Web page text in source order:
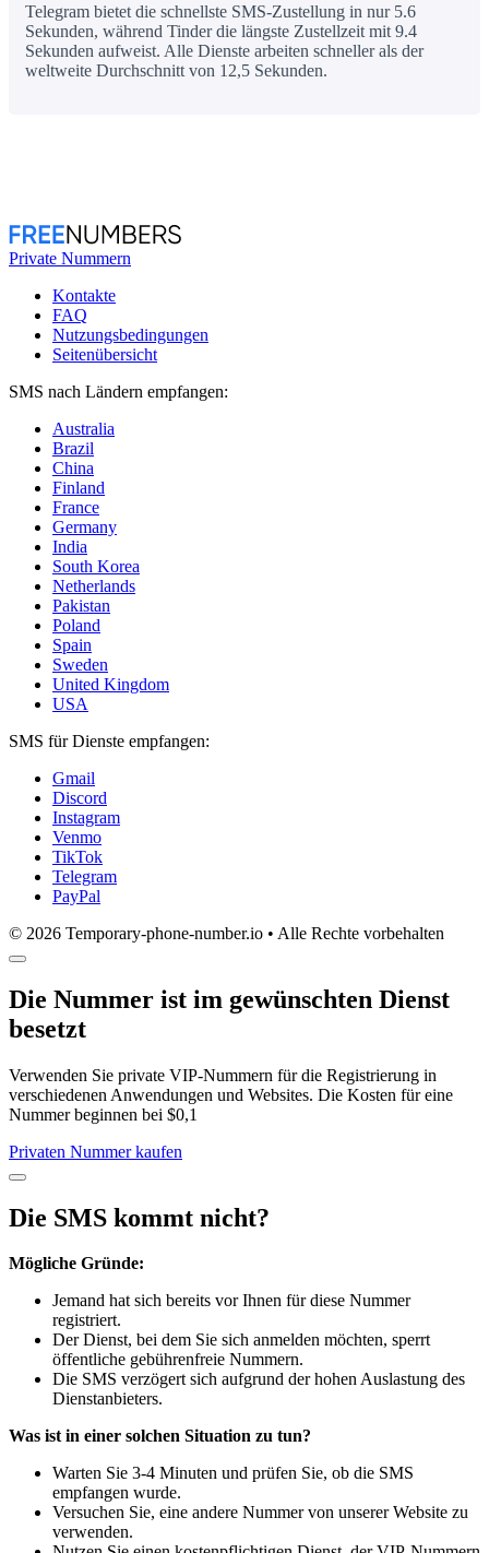
Telegram bietet die schnellste SMS-Zustellung in nur 5.6
Sekunden, während Tinder die längste Zustellzeit mit 9.4
Sekunden aufweist. Alle Dienste arbeiten schneller als der
weltweite Durchschnitt von 12,5 Sekunden.
Private Nummern
Kontakte
FAQ
Nutzungsbedingungen
Seitenübersicht
SMS nach Ländern empfangen:
Australia
Brazil
China
Finland
France
Germany
India
South Korea
Netherlands
Pakistan
Poland
Spain
Sweden
United Kingdom
USA
SMS für Dienste empfangen:
Gmail
Discord
Instagram
Venmo
TikTok
Telegram
PayPal
© 2026 Temporary-phone-number.io • Alle Rechte vorbehalten
Die Nummer ist im gewünschten Dienst
besetzt
Verwenden Sie private VIP-Nummern für die Registrierung in
verschiedenen Anwendungen und Websites. Die Kosten für eine
Nummer beginnen bei $0,1
Privaten Nummer kaufen
Die SMS kommt nicht?
Mögliche Gründe:
Jemand hat sich bereits vor Ihnen für diese Nummer
registriert.
Der Dienst, bei dem Sie sich anmelden möchten, sperrt
öffentliche gebührenfreie Nummern.
Die SMS verzögert sich aufgrund der hohen Auslastung des
Dienstanbieters.
Was ist in einer solchen Situation zu tun?
Warten Sie 3-4 Minuten und prüfen Sie, ob die SMS
empfangen wurde.
Versuchen Sie, eine andere Nummer von unserer Website zu
verwenden.